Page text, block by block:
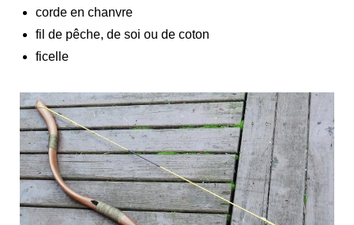
corde en chanvre
fil de pêche, de soi ou de coton
ficelle